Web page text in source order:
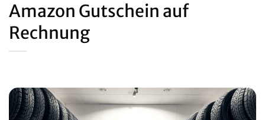
Amazon Gutschein auf
Rechnung